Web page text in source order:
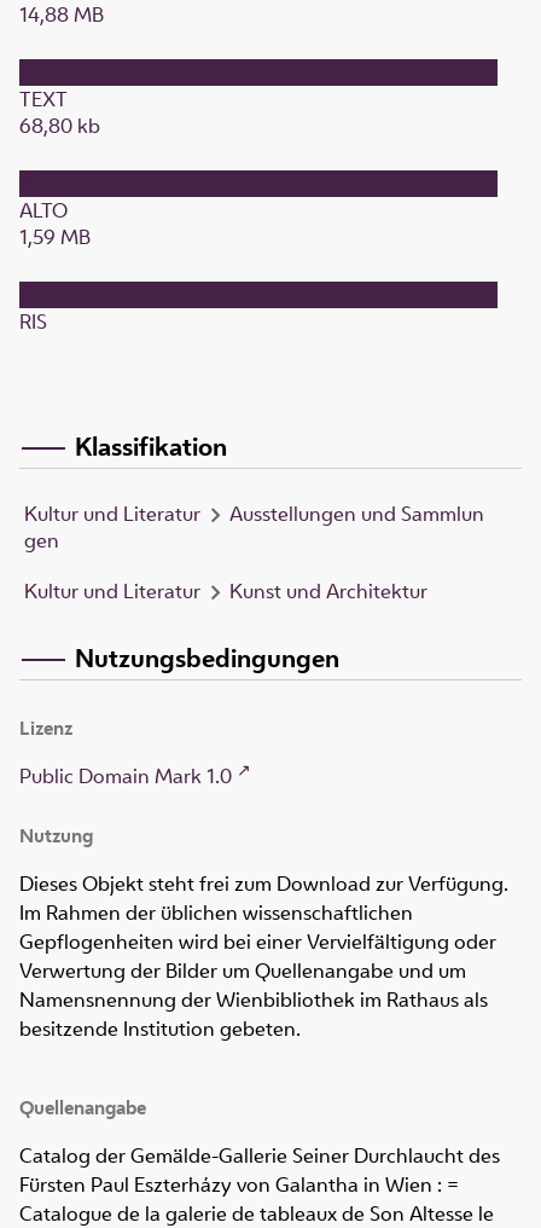
14,88 MB
TEXT
68,80 kb
ALTO
1,59 MB
RIS
Klassifikation
Kultur und Literatur
Ausstellungen und Sammlun
gen
Kultur und Literatur
Kunst und Architektur
Nutzungsbedingungen
Lizenz
Public Domain Mark 1.0
Nutzung
Dieses Objekt steht frei zum Download zur Verfügung.
Im Rahmen der üblichen wissenschaftlichen
Gepflogenheiten wird bei einer Vervielfältigung oder
Verwertung der Bilder um Quellenangabe und um
Namensnennung der Wienbibliothek im Rathaus als
besitzende Institution gebeten.
Quellenangabe
Catalog der Gemälde-Gallerie Seiner Durchlaucht des
Fürsten Paul Eszterházy von Galantha in Wien : =
Catalogue de la galerie de tableaux de Son Altesse le